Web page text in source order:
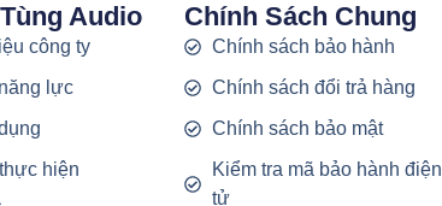
Audio
công ty
lực
hiện
Chính Sách Chung
Chính sách bảo hành
Chính sách đổi trả hàng
Chính sách bảo mật
Kiểm tra mã bảo hành điện
tử